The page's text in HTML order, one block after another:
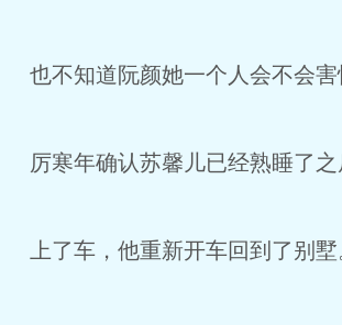
也不知道阮颜她一个人会不会害
厉寒年确认苏馨儿已经熟睡了之
上了车，他重新开车回到了别墅